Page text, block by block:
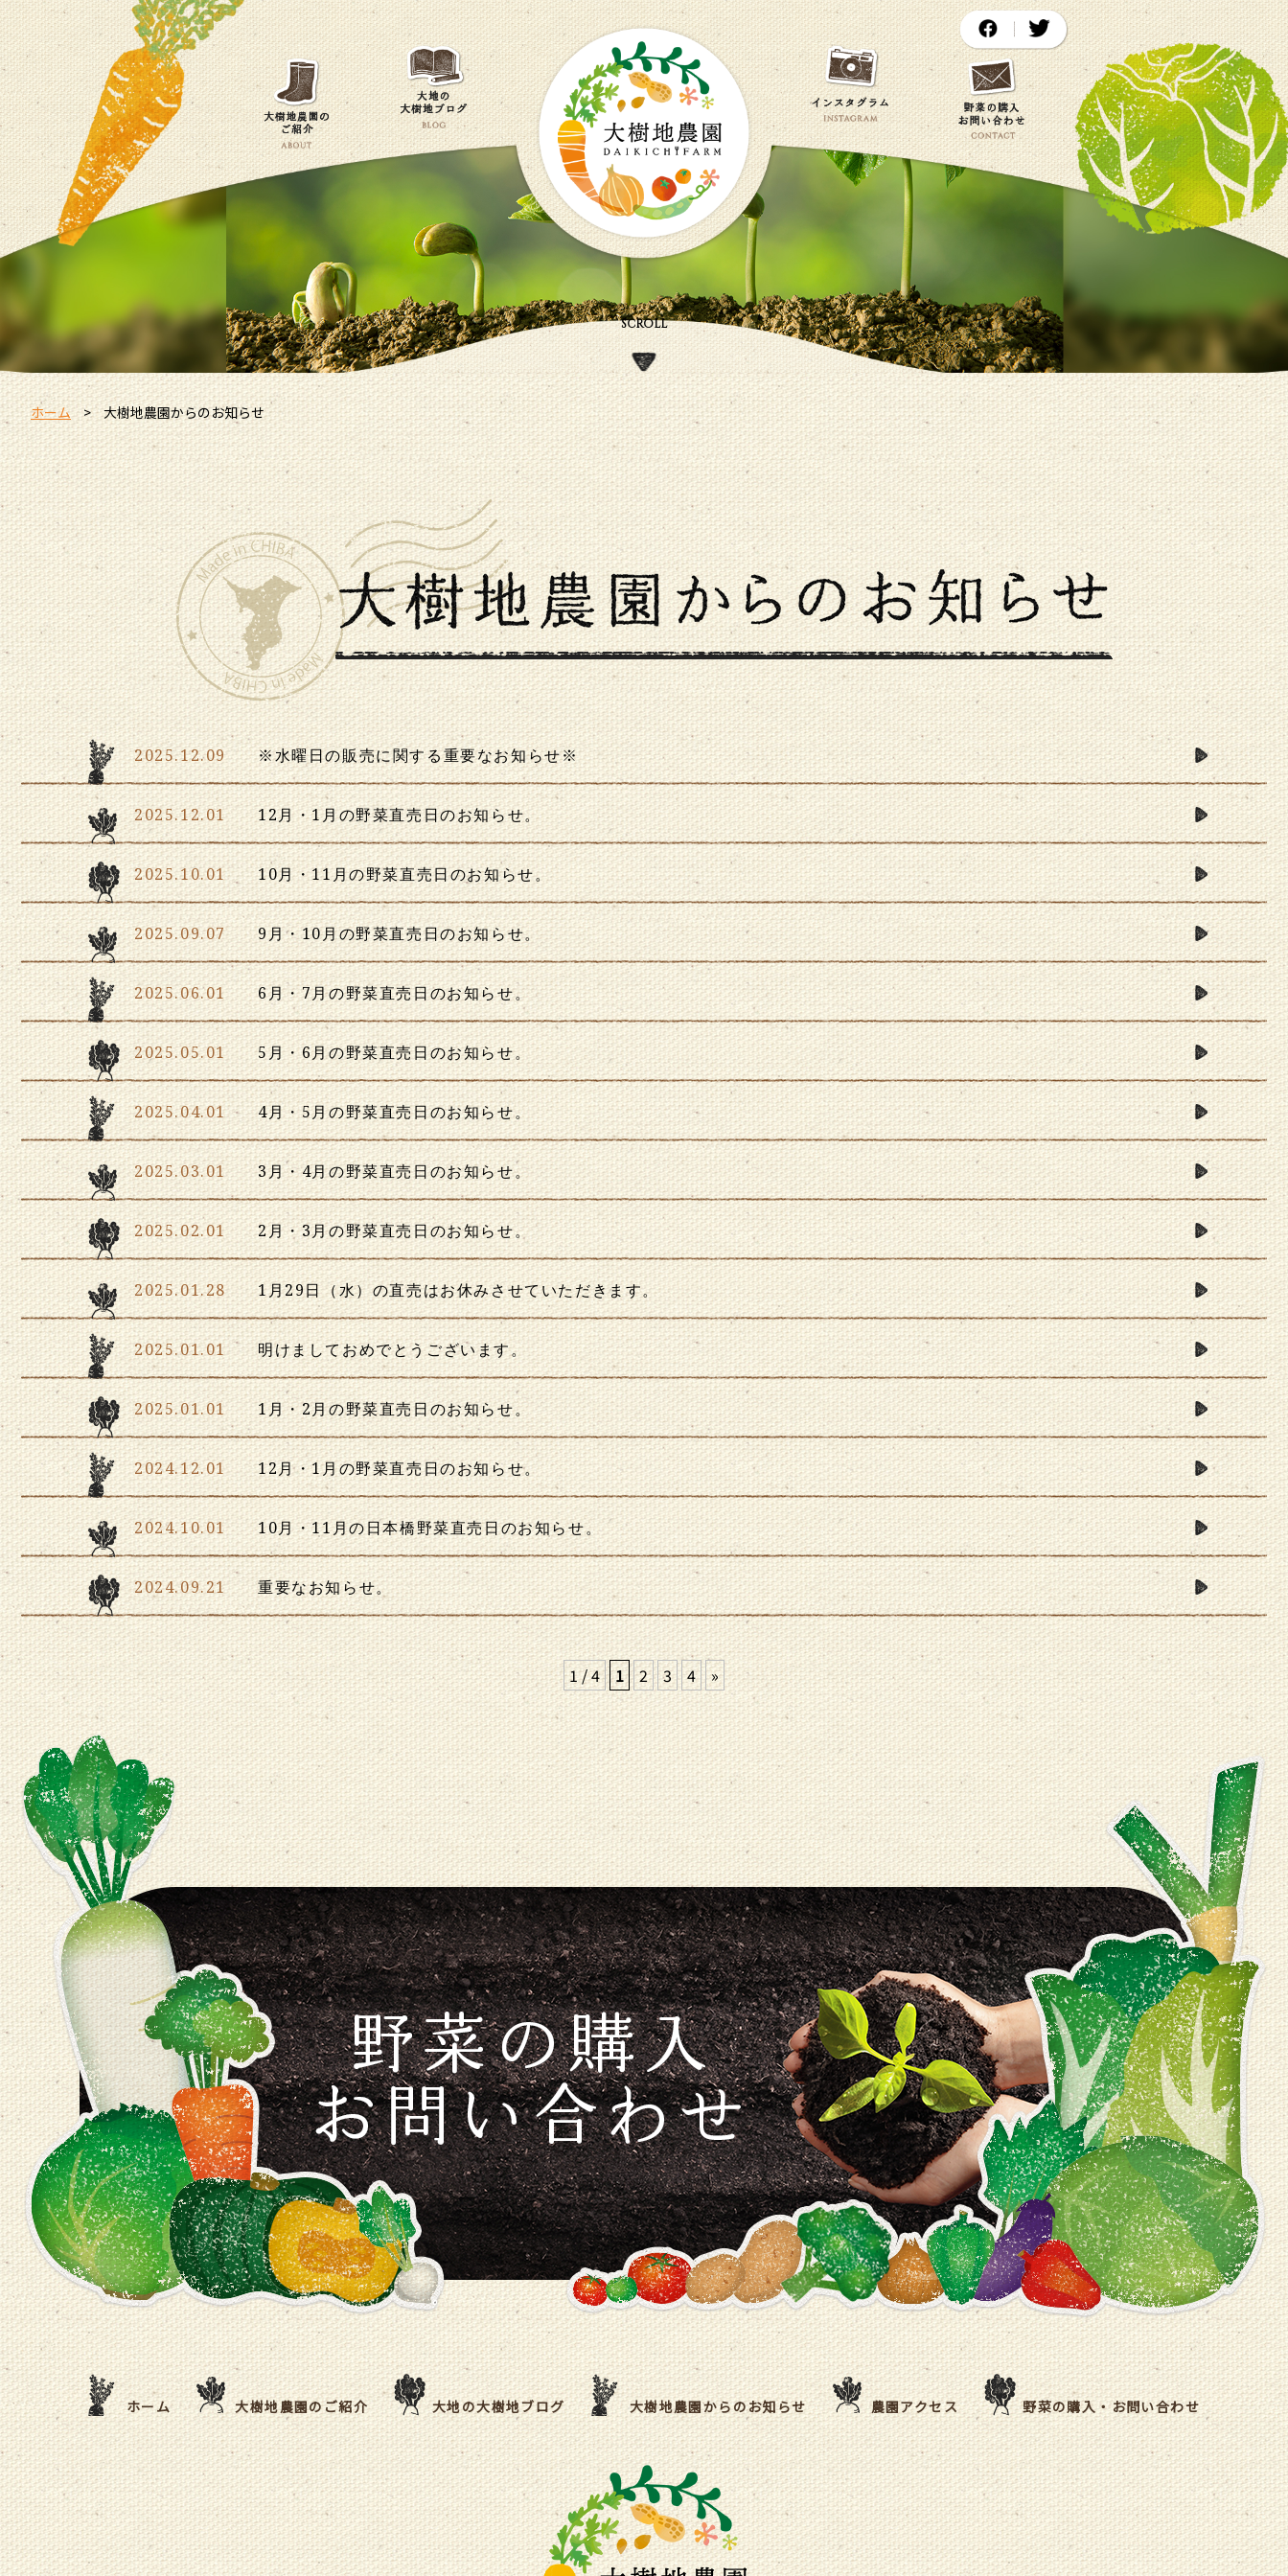
SCROLL
ホーム 大樹地農園からのお知らせ
2025.12.09 ※水曜日の販売に関する重要なお知らせ※
2025.12.01 12月・1月の野菜直売日のお知らせ。
2025.10.01 10月・11月の野菜直売日のお知らせ。
2025.09.07 9月・10月の野菜直売日のお知らせ。
2025.06.01 6月・7月の野菜直売日のお知らせ。
2025.05.01 5月・6月の野菜直売日のお知らせ。
2025.04.01 4月・5月の野菜直売日のお知らせ。
2025.03.01 3月・4月の野菜直売日のお知らせ。
2025.02.01 2月・3月の野菜直売日のお知らせ。
2025.01.28 1月29日（水）の直売はお休みさせていただきます。
2025.01.01 明けましておめでとうございます。
2025.01.01 1月・2月の野菜直売日のお知らせ。
2024.12.01 12月・1月の野菜直売日のお知らせ。
2024.10.01 10月・11月の日本橋野菜直売日のお知らせ。
2024.09.21 重要なお知らせ。
1 / 4 1 2 3 4 »
ホーム 大樹地農園のご紹介 大地の大樹地ブログ 大樹地農園からのお知らせ 農園アクセス 野菜の購入・お問い合わせ